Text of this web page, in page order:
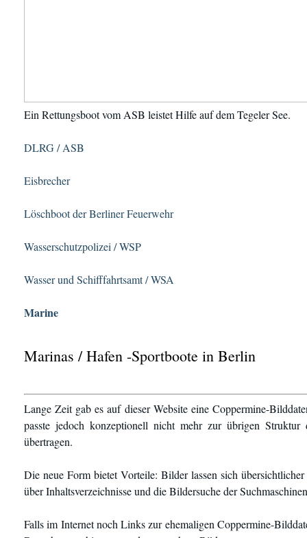
Ein Rettungsboot vom ASB leistet Hilfe auf dem Tegeler See.
DLRG / ASB
Eisbrecher
Löschboot der Berliner Feuerwehr
Wasserschutzpolizei / WSP
Wasser und Schifffahrtsamt / WSA
Marine
Marinas / Hafen -Sportboote in Berlin
Lange Zeit gab es auf dieser Website eine Coppermine-
passte jedoch konzeptionell nicht mehr zur übrigen
übertragen.
Die neue Form bietet Vorteile: Bilder lassen sich
über Inhaltsverzeichnisse und die Bildersuche der
Falls im Internet noch Links zur ehemaligen Coppermine-